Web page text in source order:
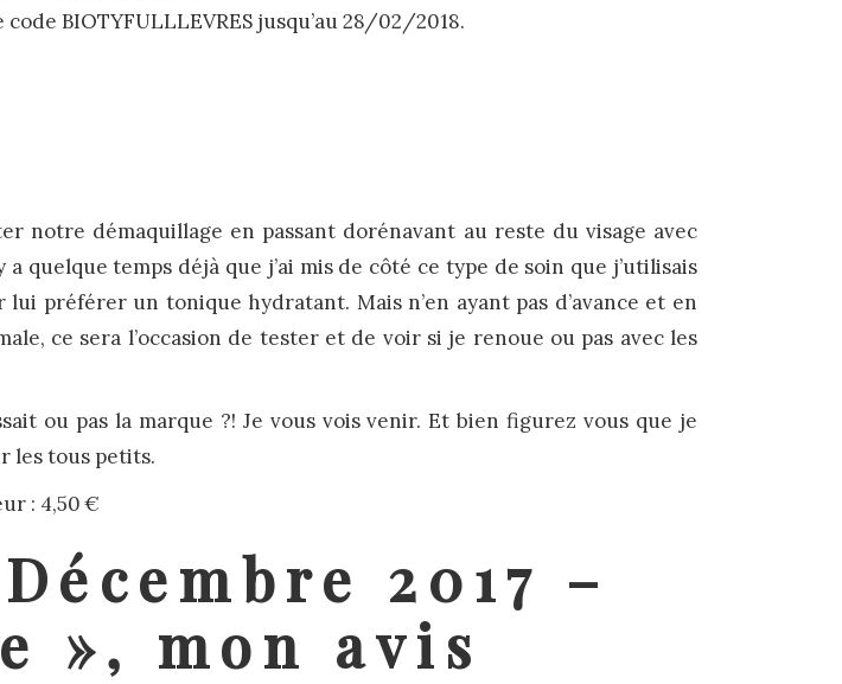
BIOTYFULLLEVRES jusqu’au 28/02/2018.
démaquillage en passant dorénavant au reste du visage avec
quelque temps déjà que j’ai mis de côté ce type de soin que j’utilisais
préférer un tonique hydratant. Mais n’en ayant pas d’avance et en
ce sera l’occasion de tester et de voir si je renoue ou pas avec les
ou pas la marque ?! Je vous vois venir. Et bien figurez vous que je
les tous petits.
: 4,50 €
2017 –
», mon avis